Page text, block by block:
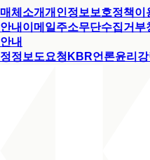
매체소개개인정보보호정책이
안내 이메일주소무단수집거부
안내
정정보도요청 KBR언론윤리강